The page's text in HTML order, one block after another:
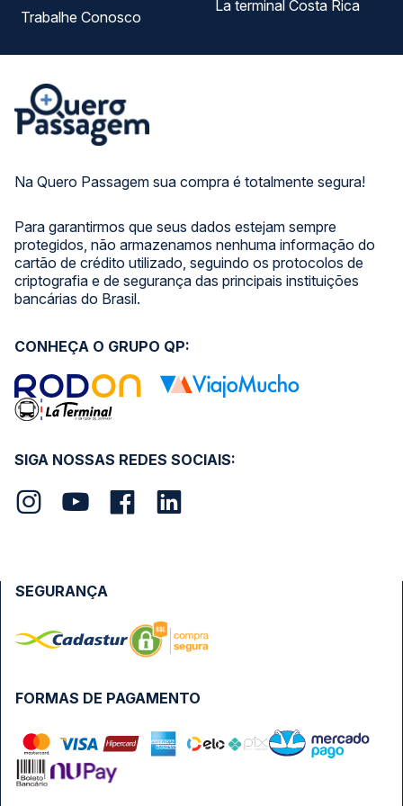
Na Quero Passagem sua compra é totalmente segura!
Para garantirmos que seus dados estejam sempre
protegidos, não armazenamos nenhuma informação do
cartão de crédito utilizado, seguindo os protocolos de
criptografia e de segurança das principais instituições
bancárias do Brasil.
Trabalhe Conosco
La terminal Costa Rica
SIGA NOSSAS REDES SOCIAIS:
CONHEÇA O GRUPO QP:
FORMAS DE PAGAMENTO
SEGURANÇA